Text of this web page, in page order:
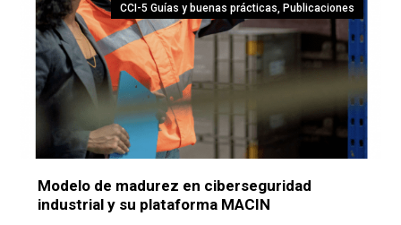
CCI-5 Guías y buenas prácticas, Publicaciones
Modelo de madurez en ciberseguridad
industrial y su plataforma MACIN